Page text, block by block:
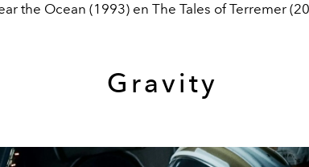
the Ocean (1993) en The Tales of Terremer
Gravity